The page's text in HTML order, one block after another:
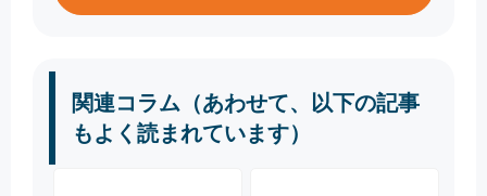
関連コラム（あわせて、以下の記事
もよく読まれています）